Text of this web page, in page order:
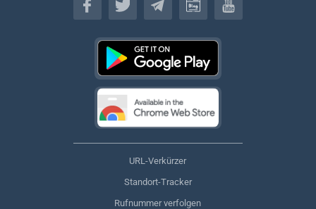
URL-Verkürzer
Standort-Tracker
Rufnummer verfolgen